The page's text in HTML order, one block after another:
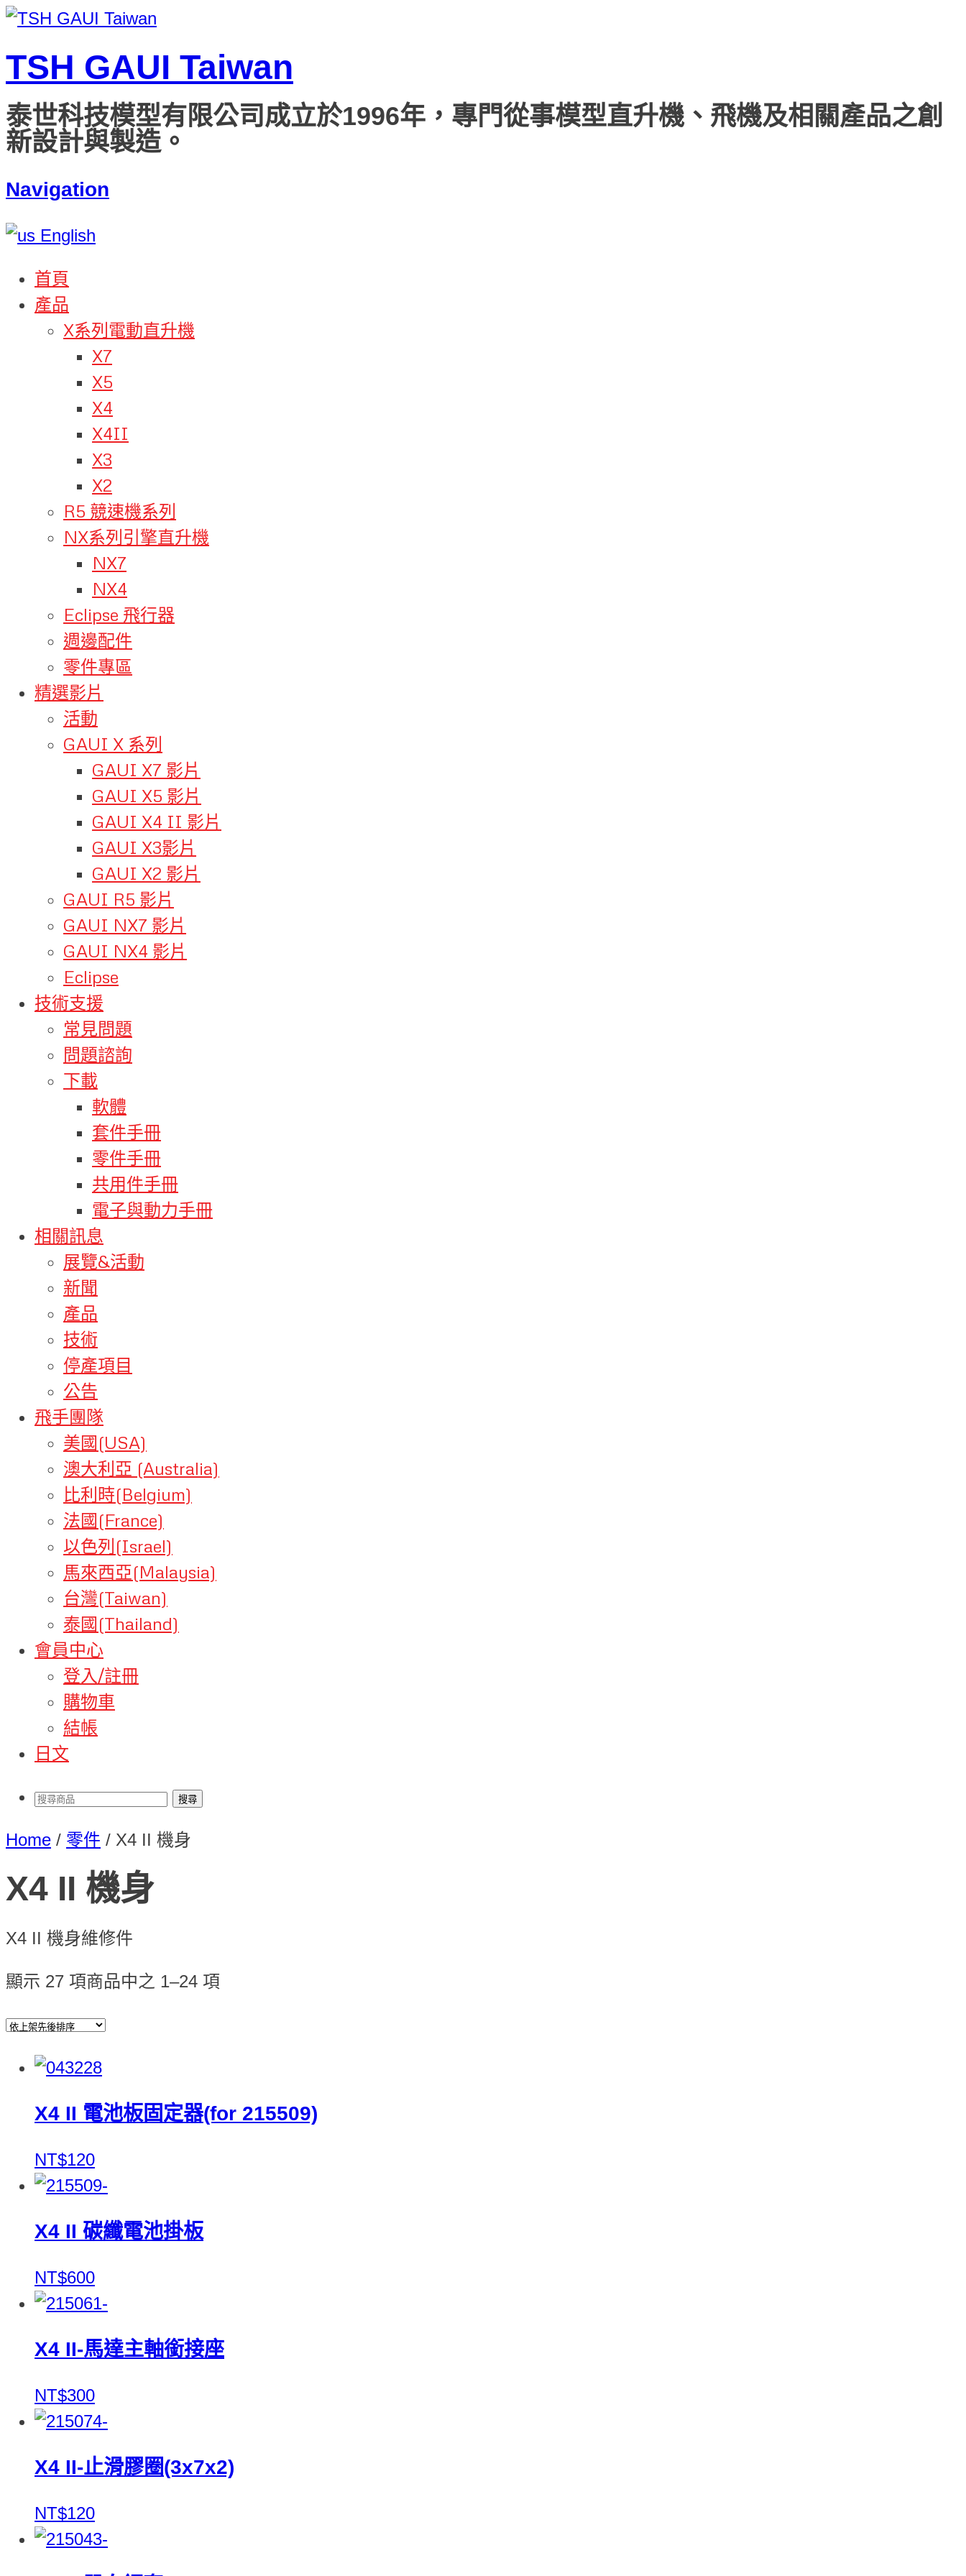
TSH GAUI Taiwan
泰世科技模型有限公司成立於1996年，專門從事模型直升機、飛機及相關產品之創
新設計與製造。
Navigation
English
首頁
產品
X系列電動直升機
X7
X5
X4
X4II
X3
X2
R5 競速機系列
NX系列引擎直升機
NX7
NX4
Eclipse 飛行器
週邊配件
零件專區
精選影片
活動
GAUI X 系列
GAUI X7 影片
GAUI X5 影片
GAUI X4 II 影片
GAUI X3影片
GAUI X2 影片
GAUI R5 影片
GAUI NX7 影片
GAUI NX4 影片
Eclipse
技術支援
常見問題
問題諮詢
下載
軟體
套件手冊
零件手冊
共用件手冊
電子與動力手冊
相關訊息
展覽&活動
新聞
產品
技術
停產項目
公告
飛手團隊
美國(USA)
澳大利亞 (Australia)
比利時(Belgium)
法國(France)
以色列(Israel)
馬來西亞(Malaysia)
台灣(Taiwan)
泰國(Thailand)
會員中心
登入/註冊
購物車
結帳
日文
Home / 零件 / X4 II 機身
X4 II 機身
X4 II 機身維修件
顯示 27 項商品中之 1–24 項
X4 II 電池板固定器(for 215509)
NT$120
X4 II 碳纖電池掛板
NT$600
X4 II-馬達主軸銜接座
NT$300
X4 II-止滑膠圈(3x7x2)
NT$120